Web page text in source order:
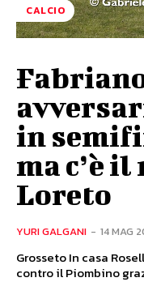
CALCIO
in
ma c’è
Loreto
YURI GALGANI - 14 MAG
Grosseto In casa
contro il Piombino